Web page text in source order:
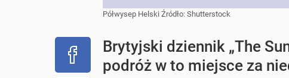
Półwysep Helski Źródło: Shutterstock
Brytyjski dziennik „The
podróż w to miejsce za